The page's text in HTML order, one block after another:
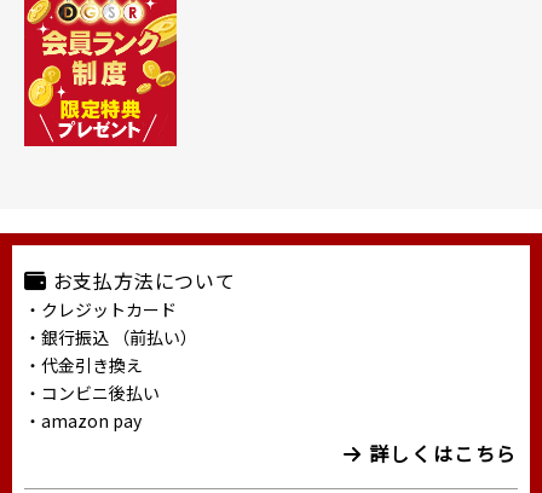
お支払方法について
・クレジットカード
・銀行振込 （前払い）
・代金引き換え
・コンビニ後払い
・amazon pay
詳しくはこちら